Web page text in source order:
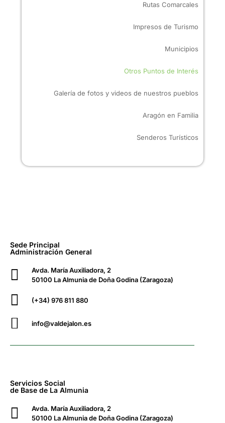
Rutas Comarcales
Impresos de Turismo
Municipios
Otros Puntos de Interés
Galería de fotos y videos de nuestros pueblos
Aragón en Familia
Senderos Turísticos
Sede Principal
Administración General
Avda. María Auxiliadora, 2
50100 La Almunia de Doña Godina (Zaragoza)
(+34) 976 811 880
info@valdejalon.es
Servicios Social
de Base de La Almunia
Avda. María Auxiliadora, 2
50100 La Almunia de Doña Godina (Zaragoza)